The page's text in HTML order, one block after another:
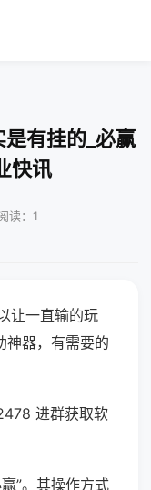
有挂的_必赢
快讯
读：1
让一直输的玩
神器，有需要的
进群获取软
”。其操作方式